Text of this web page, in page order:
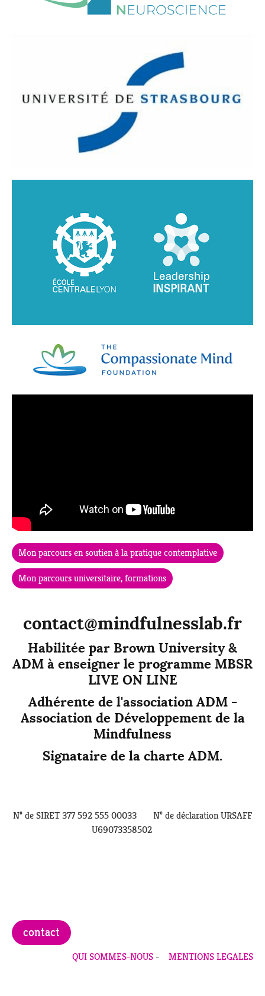
Mon parcours en soutien à la pratique contemplative
Mon parcours universitaire, formations
contact@mindfulnesslab.fr
Habilitée par Brown University &
ADM à enseigner le programme MBSR
LIVE ON LINE
Adhérente de l'association ADM-
Association de Développement de la
Mindfulness
Signataire de la charte ADM.
N° de SIRET 377 592 555 00033 N° de déclaration URSAFF
U69073358502
contact
QUI SOMMES-NOUS - MENTIONS LEGALES